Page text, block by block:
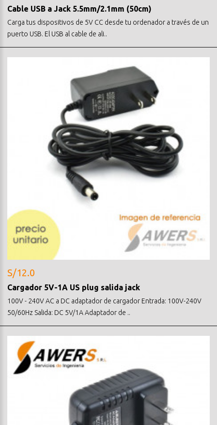
Cable USB a Jack 5.5mm/2.1mm (50cm)
Carga tus dispositivos de 5V CC desde tu ordenador a través de un
puerto USB. El USB al cable de ali..
S/12.0
Cargador 5V-1A US plug salida jack
100V - 240V AC a DC adaptador de cargador Entrada: 100V-240V
50/60Hz Salida: DC 5V/1A Adaptador de ..